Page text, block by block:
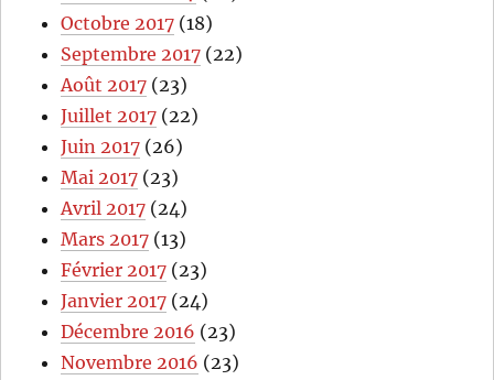
Octobre 2017 (18)
Septembre 2017 (22)
Août 2017 (23)
Juillet 2017 (22)
Juin 2017 (26)
Mai 2017 (23)
Avril 2017 (24)
Mars 2017 (13)
Février 2017 (23)
Janvier 2017 (24)
Décembre 2016 (23)
Novembre 2016 (23)